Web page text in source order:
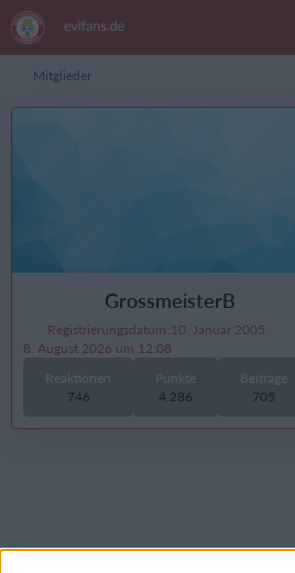
Mitglieder
GrossmeisterB
Reaktionen
746
Punkte
4.286
Beiträge
705
Registrierungsdatum 10. Januar 2005
8. August 2026 um 12:08
Letzte Aktivitäten